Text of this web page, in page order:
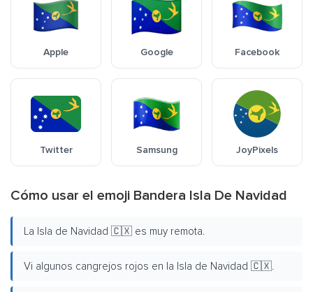
Apple Google Facebook
Twitter Samsung JoyPixels
Cómo usar el emoji Bandera Isla De Navidad
La Isla de Navidad 🇨🇽 es muy remota.
Vi algunos cangrejos rojos en la Isla de Navidad 🇨🇽.